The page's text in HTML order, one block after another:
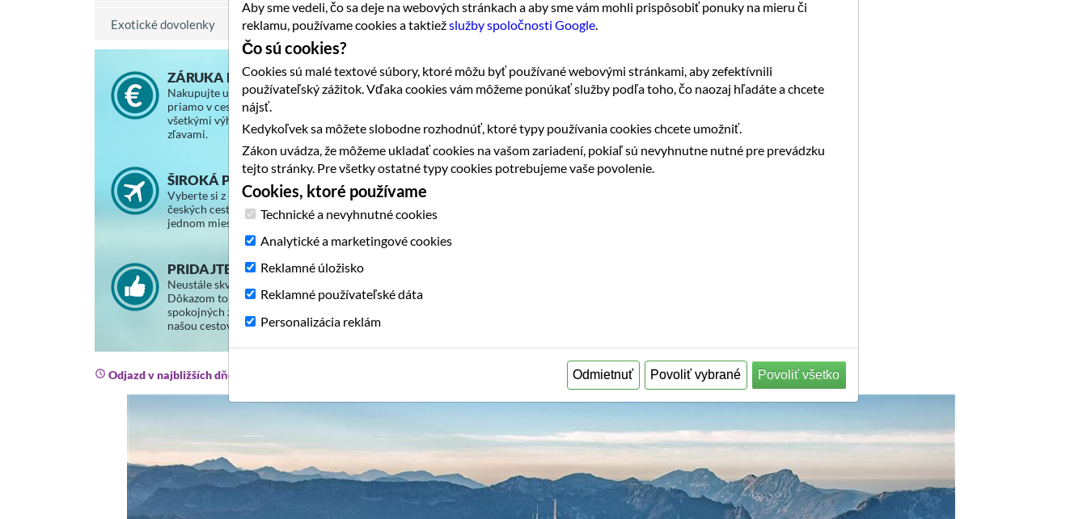
Exotické dovolenky
ZÁRUKA NAJNIŽŠEJ CENY
Nakupujte u nás za rovnaké ceny, ako
priamo v cestovnej kancelárii, so
všetkými výhodami a vernostnými
zľavami.
ŠIROKÁ PONUKA ZÁJAZDOV
Vyberte si z ponuky slovenských a
českých cestovných kancelárií na
jednom mieste.
PRIDAJTE SA K SPOKOJNÝM
Neustále skvalitňujeme svoje služby.
Dôkazom toho je stále väčší počet
spokojných zákazníkov, ktorí cestujú s
našou cestovnou agentúrou.
Odjazd v najbližších dňoch
Aby sme vedeli, čo sa deje na webových stránkach a aby sme vám mohli prispôsobiť ponuky na mieru či
reklamu, používame cookies a taktiežslužby spoločnosti Google.
Čo sú cookies?
Cookies sú malé textové súbory, ktoré môžu byť používané webovými stránkami, aby zefektívnili
používateľský zážitok. Vďaka cookies vám môžeme ponúkať služby podľa toho, čo naozaj hľadáte a chcete
nájsť.
Kedykoľvek sa môžete slobodne rozhodnúť, ktoré typy používania cookies chcete umožniť.
Zákon uvádza, že môžeme ukladať cookies na vašom zariadení, pokiaľ sú nevyhnutne nutné pre prevádzku
tejto stránky. Pre všetky ostatné typy cookies potrebujeme vaše povolenie.
Cookies, ktoré používame
Technické a nevyhnutné cookies
Analytické a marketingové cookies
Reklamné úložisko
Reklamné používateľské dáta
Personalizácia reklám
Povoliť všetko
Povoliť vybrané
Odmietnuť